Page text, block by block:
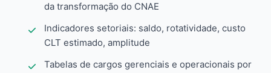
da transformação do CNAE
Indicadores setoriais: saldo, rotatividade, custo
CLT estimado, amplitude
Tabelas de cargos gerenciais e operacionais por